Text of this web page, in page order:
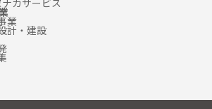
業
計・建設